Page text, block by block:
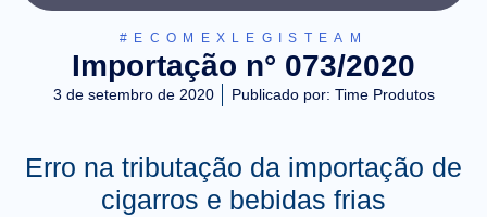
#ECOMEXLEGISTEAM
Importação n° 073/2020
3 de setembro de 2020 Publicado por: Time Produtos
Erro na tributação da importação de
cigarros e bebidas frias